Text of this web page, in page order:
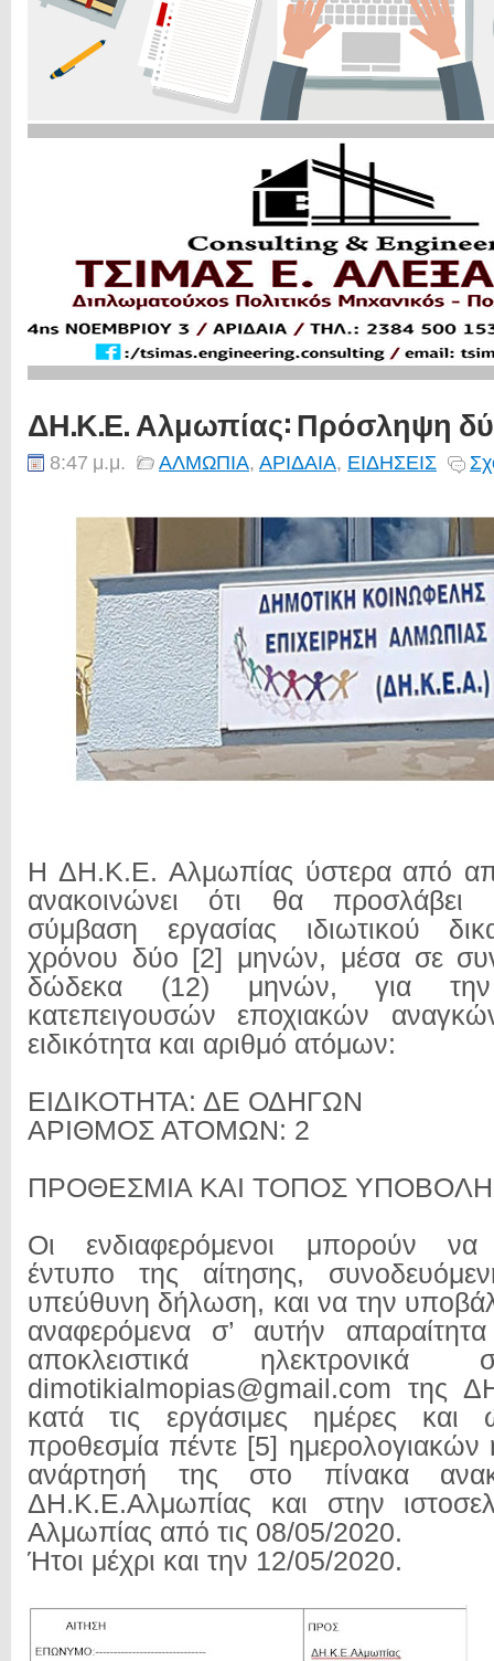
ΔΗ.Κ.Ε. Αλμωπίας: Πρόσληψη
8:47 μ.μ. ΑΛΜΩΠΙΑ, ΑΡΙΔΑΙΑ, ΕΙΔΗΣΕΙΣ
Η ΔΗ.Κ.Ε. Αλμωπίας ύστερα από
ανακοινώνει ότι θα
σύμβαση εργασίας ιδιωτικού
χρόνου δύο [2] μηνών, μέσα σε
δώδεκα (12) μηνών, για την
κατεπειγουσών εποχιακών
ειδικότητα και αριθμό ατόμων:
ΕΙΔΙΚΟΤΗΤΑ: ΔΕ ΟΔΗΓΩΝ
ΑΡΙΘΜΟΣ ΑΤΟΜΩΝ: 2
ΠΡΟΘΕΣΜΙΑ ΚΑΙ ΤΟΠΟΣ
Οι ενδιαφερόμενοι μπορούν να
έντυπο της αίτησης,
υπεύθυνη δήλωση, και να την
αναφερόμενα σ’ αυτήν απαραίτητα
αποκλειστικά
dimotikialmopias@gmail.com της
κατά τις εργάσιμες ημέρες
προθεσμία πέντε [5]
ανάρτησή της στο πίνακα
ΔΗ.Κ.Ε.Αλμωπίας και στην
Αλμωπίας από τις 08/05/2020.
Ήτοι μέχρι και την 12/05/2020.